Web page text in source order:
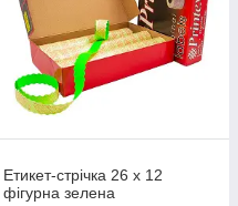
Етикет-стрічка 26 х 12
фігурна зелена